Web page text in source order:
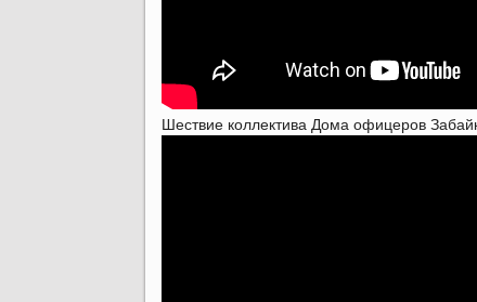
Шествие коллектива Дома офицеров